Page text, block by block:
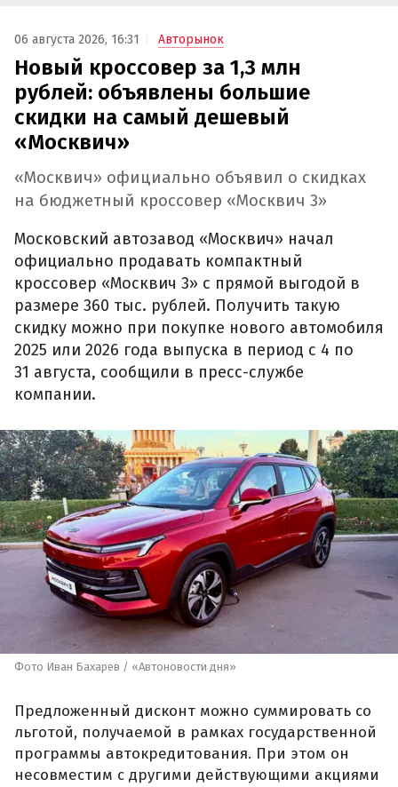
06 августа 2026, 16:31 Авторынок
Новый кроссовер за 1,3 млн
рублей: объявлены большие
скидки на самый дешевый
«Москвич»
«Москвич» официально объявил о скидках
на бюджетный кроссовер «Москвич 3»
Московский автозавод «Москвич» начал
официально продавать компактный
кроссовер «Москвич 3» с прямой выгодой в
размере 360 тыс. рублей. Получить такую
скидку можно при покупке нового автомобиля
2025 или 2026 года выпуска в период с 4 по
31 августа, сообщили в пресс-службе
компании.
Фото Иван Бахарев / «Автоновости дня»
Предложенный дисконт можно суммировать со
льготой, получаемой в рамках государственной
программы автокредитования. При этом он
несовместим с другими действующими акциями